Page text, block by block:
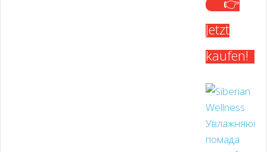
Jetzt
kaufen!